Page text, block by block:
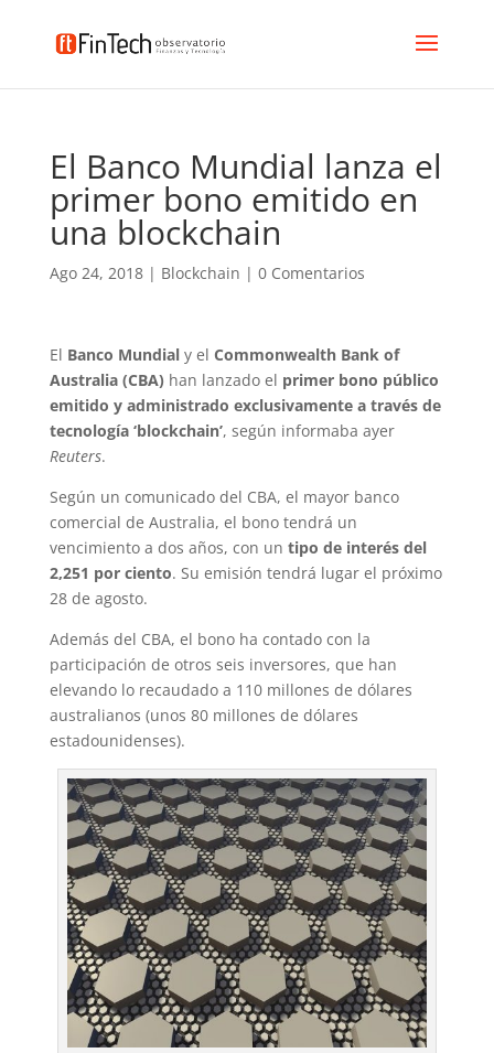
El Banco Mundial lanza el
primer bono emitido en
una blockchain
Ago 24, 2018| Blockchain | 0 Comentarios
El Banco Mundialy el Commonwealth Bank of
Australia (CBA) han lanzado el primer bono público
emitido y administrado exclusivamente a través de
tecnología ‘blockchain’, según informaba ayer
Reuters.
Según un comunicado del CBA, el mayor banco
comercial de Australia, el bono tendrá un
vencimiento a dos años, con un tipo de interés del
2,251 por ciento. Su emisión tendrá lugar el próximo
28 de agosto.
Además del CBA, el bono ha contado con la
participación de otros seis inversores, que han
elevando lo recaudado a 110 millones de dólares
australianos (unos 80 millones de dólares
estadounidenses).